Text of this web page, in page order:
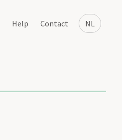
NL
Help Contact